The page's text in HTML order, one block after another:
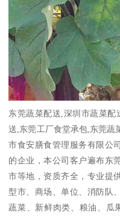
东莞蔬菜配送,深圳市蔬菜
送,东莞工厂食堂承包,东莞蔬
市食安膳食管理服务有限公
的企业，本公司客户遍布东
市等地，资质齐全，专业提
型市、商场、单位、消防队
蔬菜、新鲜肉类、粮油、瓜